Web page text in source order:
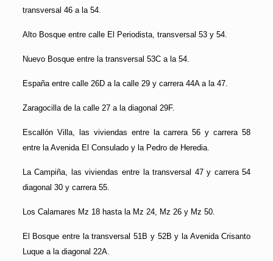
transversal 46 a la 54.
Alto Bosque entre calle El Periodista, transversal 53 y 54.
Nuevo Bosque entre la transversal 53C a la 54.
España entre calle 26D a la calle 29 y carrera 44A a la 47.
Zaragocilla de la calle 27 a la diagonal 29F.
Escallón Villa, las viviendas entre la carrera 56 y carrera 58
entre la Avenida El Consulado y la Pedro de Heredia.
La Campiña, las viviendas entre la transversal 47 y carrera 54
diagonal 30 y carrera 55.
Los Calamares Mz 18 hasta la Mz 24, Mz 26 y Mz 50.
El Bosque entre la transversal 51B y 52B y la Avenida Crisanto
Luque a la diagonal 22A.